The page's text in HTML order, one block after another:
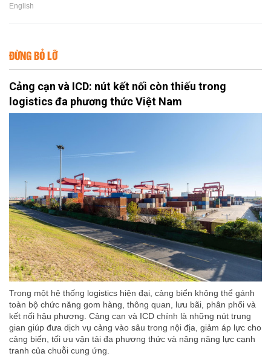
English
ĐỪNG BỎ LỠ
Cảng cạn và ICD: nút kết nối còn thiếu trong
logistics đa phương thức Việt Nam
Trong một hệ thống logistics hiện đại, cảng biển không thể gánh
toàn bộ chức năng gom hàng, thông quan, lưu bãi, phân phối và
kết nối hậu phương. Cảng cạn và ICD chính là những nút trung
gian giúp đưa dịch vụ cảng vào sâu trong nội địa, giảm áp lực cho
cảng biển, tối ưu vận tải đa phương thức và nâng năng lực cạnh
tranh của chuỗi cung ứng.